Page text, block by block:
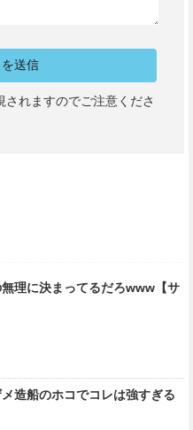
れますのでご注意くださ
無理に決まってるだろwww【サ
メ造船のホコでコレは強すぎる